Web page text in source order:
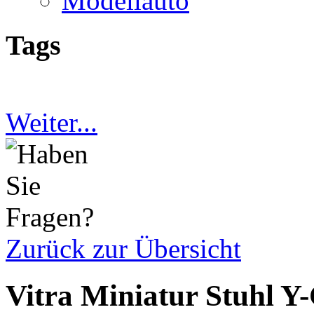
Tags
Weiter...
Zurück zur Übersicht
Vitra Miniatur Stuhl Y-